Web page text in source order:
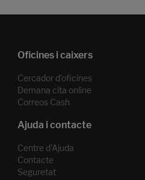
Cercador d’oficines
Demana cita online
Correos Cash
Centre d’Ajuda
Contacte
Seguretat